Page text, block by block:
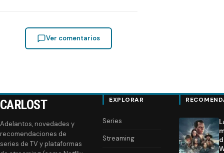
Ver comentarios
CARLOST
Adelantos, novedades y
recomendaciones de
series de TV y plataformas
EXPLORAR
Series
Streaming